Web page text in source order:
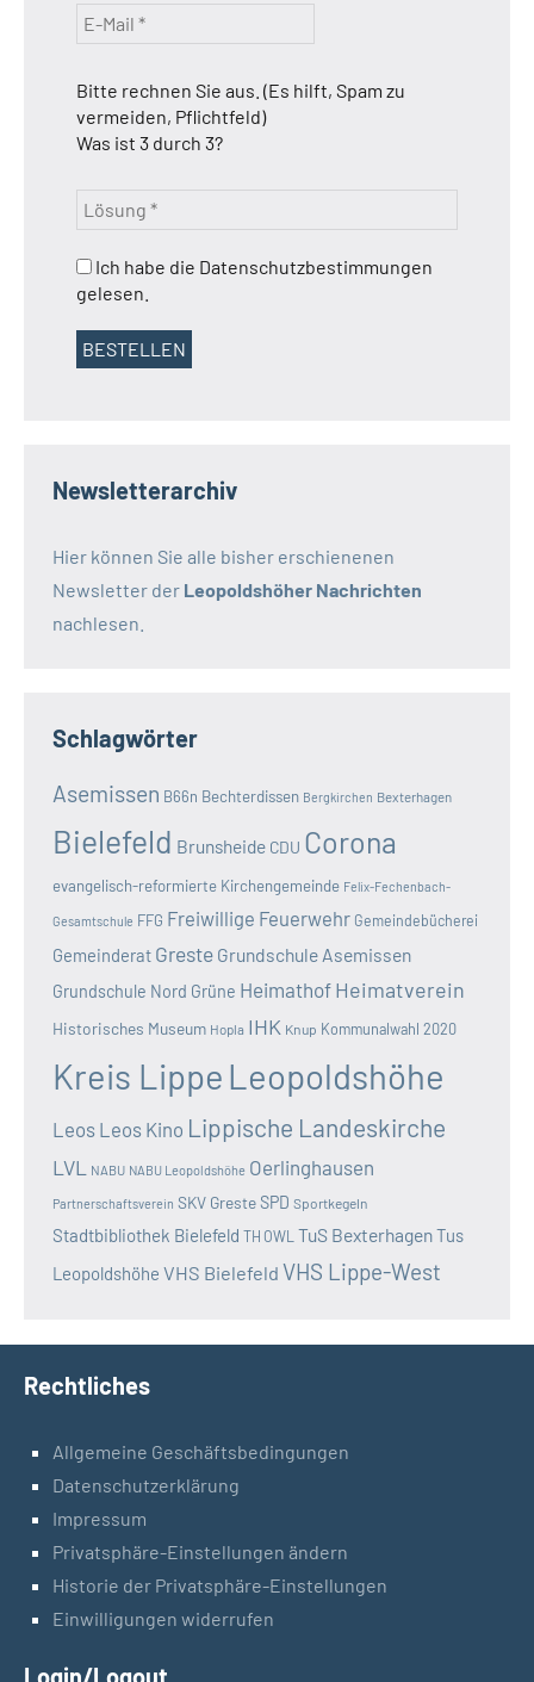
Bitte rechnen Sie aus. (Es hilft, Spam zu
vermeiden, Pflichtfeld)
Was ist 3 durch 3?
Ich habe die Datenschutzbestimmungen
gelesen.
Newsletterarchiv
Hier können Sie alle bisher erschienenen
Newsletter der Leopoldshöher Nachrichten
nachlesen.
Schlagwörter
Asemissen B66n Bechterdissen Bergkirchen Bexterhagen
Bielefeld Brunsheide CDU Corona
evangelisch-reformierte Kirchengemeinde Felix-Fechenbach-
Gesamtschule FFG Freiwillige Feuerwehr Gemeindebücherei
Gemeinderat Greste Grundschule Asemissen
Grundschule Nord Grüne Heimathof Heimatverein
Historisches Museum Hopla IHK Knup Kommunalwahl 2020
Kreis Lippe Leopoldshöhe
Leos Leos Kino Lippische Landeskirche
LVL NABU NABU Leopoldshöhe Oerlinghausen
Partnerschaftsverein SKV GresteSPD Sportkegeln
Stadtbibliothek Bielefeld TH OWL TuS BexterhagenTus
Leopoldshöhe VHS Bielefeld VHS Lippe-West
Rechtliches
Allgemeine Geschäftsbedingungen
Datenschutzerklärung
Impressum
Privatsphäre-Einstellungen ändern
Historie der Privatsphäre-Einstellungen
Einwilligungen widerrufen
Login/Logout